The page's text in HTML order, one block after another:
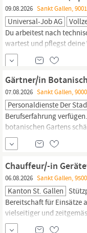
09.08.2026 Sankt Gallen,
Universal-Job AG
Du arbeitest nach
wartest und pflegst deine
ich, um erfolgreich zu
Polstererin oder
Polsterung von
Geschick und ein...
Gärtner/in
07.08.2026 Sankt Gallen,
Personaldienste Der
Berufserfahrung
botanischen Gartens
und Selbständigkeit
Maschinenund Geräten.
Selbständigkeit zu Ihren
Turnus Wochenend- und
Chauffeur/-in
06.08.2026 Sankt Gallen,
Kanton St. Gallen
Bereitschaft für Einsätze
vielseitiger und
Fahrzeug- und